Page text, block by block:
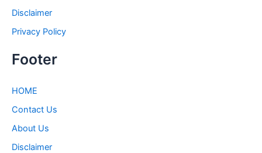
Disclaimer
Privacy Policy
Footer
HOME
Contact Us
About Us
Disclaimer